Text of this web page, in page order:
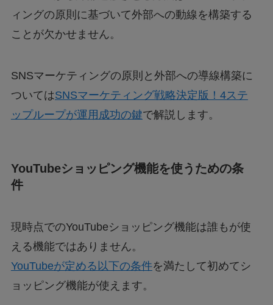
ィングの原則に基づいて外部への動線を構築する
ことが欠かせません。
SNSマーケティングの原則と外部への導線構築に
ついてはSNSマーケティング戦略決定版！4ステ
ップループが運用成功の鍵で解説します。
YouTubeショッピング機能を使うための条
件
現時点でのYouTubeショッピング機能は誰もが使
える機能ではありません。
YouTubeが定める以下の条件を満たして初めてシ
ョッピング機能が使えます。